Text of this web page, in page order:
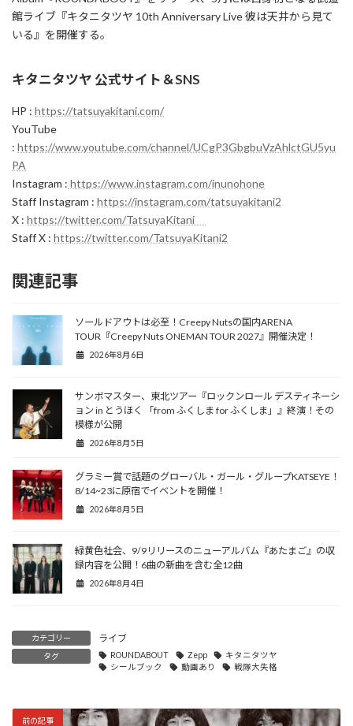
館ライブ『キタニタツヤ 10th Anniversary Live 彼は天井から見て
いる』を開催する。
キタニタツヤ 公式サイト＆SNS
HP : https://tatsuyakitani.com/
YouTube
: https://www.youtube.com/channel/UCgP3GbgbuVzAhlctGU5yu
PA
Instagram : https://www.instagram.com/inunohone
Staff Instagram : https://instagram.com/tatsuyakitani2
X : https://twitter.com/TatsuyaKitani
Staff X : https://twitter.com/TatsuyaKitani2
関連記事
ソールドアウトは必至！Creepy Nutsの国内ARENA
TOUR『Creepy Nuts ONEMAN TOUR 2027』開催決定！
2026年8月6日
サンボマスター、東北ツアー『ロックンロール デスティネーシ
ョン in とうほく 「from ふくしま for ふくしま」』終演！その
模様が公開
2026年8月5日
グラミー賞で話題のグローバル・ガール・グループKATSEYE！
8/14~23に原宿でイベントを開催！
2026年8月5日
緑黄色社会、9/9リリースのニューアルバム『あたまご』の収
録内容を公開！6曲の新曲を含む全12曲
2026年8月4日
カテゴリー ライブ
タグ ROUNDABOUT Zepp
キタニタツヤ
シールブック
動画あり 戦隊大失格
前の記事